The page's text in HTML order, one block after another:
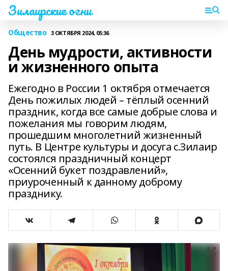
Зилаирские огни
Общество 3 ОКТЯБРЯ 2024, 05:36
День мудрости, активности
и жизненного опыта
Ежегодно в России 1 октября отмечается
День пожилых людей – тёплый осенний
праздник, когда все самые добрые слова и
пожелания мы говорим людям,
прошедшим многолетний жизненный
путь. В Центре культуры и досуга с.Зилаир
состоялся праздничный концерт
«Осенний букет поздравлений»,
приуроченный к данному доброму
празднику.